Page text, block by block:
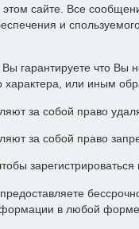
сайте. Все
и
гарантируете что Вы
характера, или иным
за собой право
за собой право
зарегистрироваться
в любой